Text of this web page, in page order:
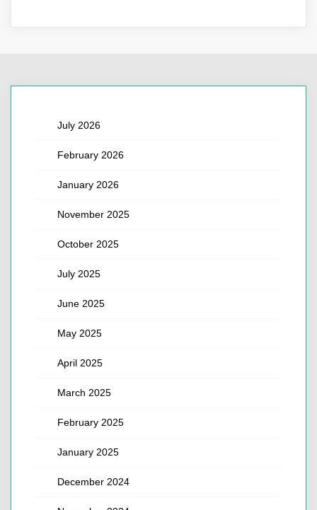
July 2026
February 2026
January 2026
November 2025
October 2025
July 2025
June 2025
May 2025
April 2025
March 2025
February 2025
January 2025
December 2024